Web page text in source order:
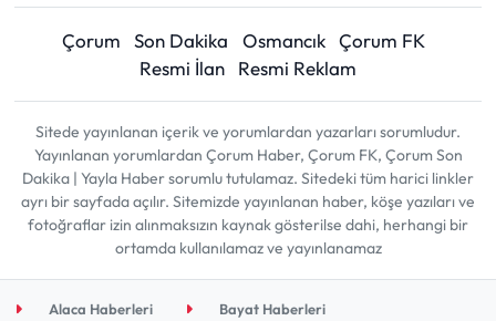
Çorum Son Dakika Osmancık Çorum FK
Resmi İlan
Resmi Reklam
Sitede yayınlanan içerik ve yorumlardan yazarları sorumludur.
Yayınlanan yorumlardan Çorum Haber, Çorum FK, Çorum Son
Dakika | Yayla Haber sorumlu tutulamaz. Sitedeki tüm harici linkler
ayrı bir sayfada açılır. Sitemizde yayınlanan haber, köşe yazıları ve
fotoğraflar izin alınmaksızın kaynak gösterilse dahi, herhangi bir
ortamda kullanılamaz ve yayınlanamaz
Alaca Haberleri Bayat Haberleri